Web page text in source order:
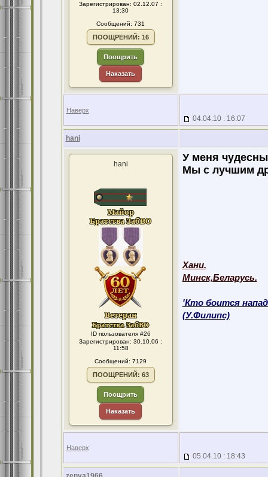
Зарегистрирован: 02.12.07 :
13:30
Сообщений: 731
ПООЩРЕНИЙ: 16
Поощрить
Наказать
Наверх
04.04.10 : 16:07
hani
hani
ID пользователя #26
Зарегистрирован: 30.10.06 :
11:58
Сообщений: 7129
ПООЩРЕНИЙ: 63
Поощрить
Наказать
У меня
Мы с лучшим
Хани.
Минск,Беларусь.
'Кто боится
(У.Филипс)
Наверх
05.04.10 : 18:43